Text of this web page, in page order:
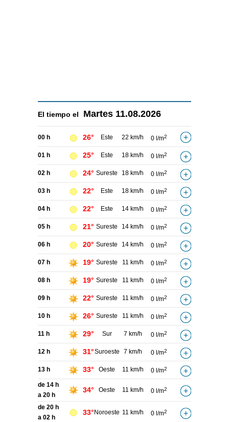
El tiempo el Martes 11.08.2026
00 h 26° Este 22 km/h 0 l/m2
01 h 25° Este 18 km/h 0 l/m2
02 h 24° Sureste 18 km/h 0 l/m2
03 h 22° Este 18 km/h 0 l/m2
04 h 22° Este 14 km/h 0 l/m2
05 h 21° Sureste 14 km/h 0 l/m2
06 h 20° Sureste 14 km/h 0 l/m2
07 h 19° Sureste 11 km/h 0 l/m2
08 h 19° Sureste 11 km/h 0 l/m2
09 h 22° Sureste 11 km/h 0 l/m2
10 h 26° Sureste 11 km/h 0 l/m2
11 h 29° Sur 7 km/h 0 l/m2
12 h 31°Suroeste 7 km/h 0 l/m2
13 h 33° Oeste 11 km/h 0 l/m2
de 14 h
a 20 h
34° Oeste 11 km/h 0 l/m2
de 20 h
a 02 h
33° Noroeste 11 km/h 0 l/m2